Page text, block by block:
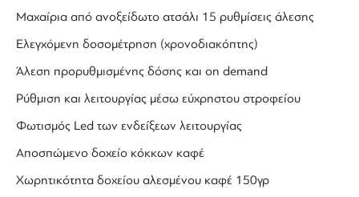
Μαχαίρια από ανοξείδωτο ατσάλι 15 ρυθμίσεις άλεσης
Ελεγχόμενη δοσομέτρηση (χρονοδιακόπτης)
Άλεση προρυθμισμένης δόσης και on demand
Ρύθμιση και λειτουργίας μέσω εύχρηστου στροφείου
Φωτισμός Led των ενδείξεων λειτουργίας
Αποσπώμενο δοχείο κόκκων καφέ
Χωρητικότητα δοχείου αλεσμένου καφέ 150γρ